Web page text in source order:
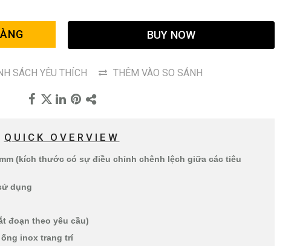
BUY NOW
SÁCH YÊU THÍCH THÊM VÀO SO SÁNH
QUICK OVERVIEW
(kích thước có sự điều chỉnh chênh lệch giữa các tiêu
dụng
đoạn theo yêu cầu)
inox trang trí